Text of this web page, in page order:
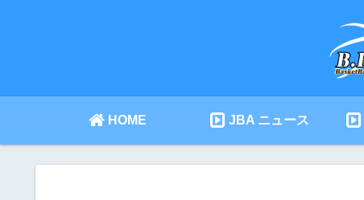
HOME JBA ニュース